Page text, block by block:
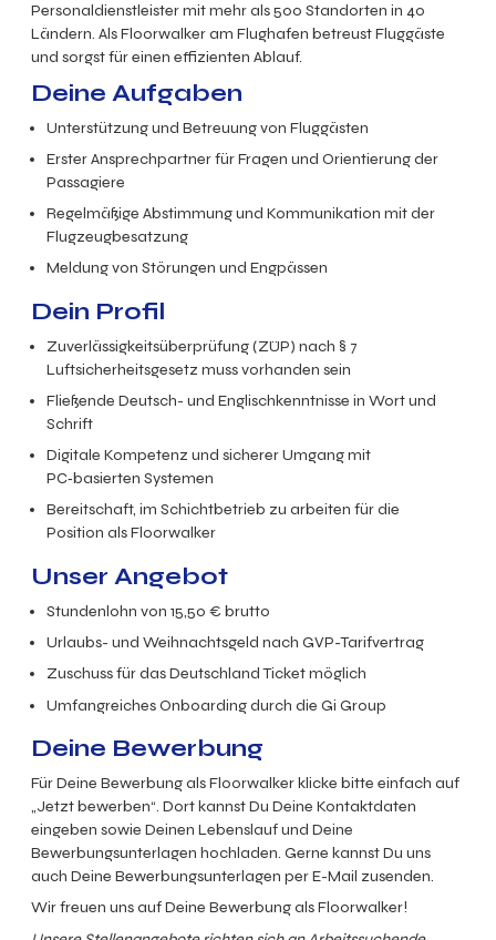
Personaldienstleister mit mehr als 500 Standorten in 40
Ländern. Als Floorwalker am Flughafen betreust Fluggäste
und sorgst für einen effizienten Ablauf.
Deine Aufgaben
Unterstützung und Betreuung von Fluggästen
Erster Ansprechpartner für Fragen und Orientierung der
Passagiere
Regelmäßige Abstimmung und Kommunikation mit der
Flugzeugbesatzung
Meldung von Störungen und Engpässen
Dein Profil
Zuverlässigkeitsüberprüfung (ZÜP) nach § 7
Luftsicherheitsgesetz muss vorhanden sein
Fließende Deutsch- und Englischkenntnisse in Wort und
Schrift
Digitale Kompetenz und sicherer Umgang mit
PC‑basierten Systemen
Bereitschaft, im Schichtbetrieb zu arbeiten für die
Position als Floorwalker
Unser Angebot
Stundenlohn von 15,50 € brutto
Urlaubs- und Weihnachtsgeld nach GVP-Tarifvertrag
Zuschuss für das Deutschland Ticket möglich
Umfangreiches Onboarding durch die Gi Group
Deine Bewerbung
Für Deine Bewerbung als Floorwalker klicke bitte einfach auf
„Jetzt bewerben“. Dort kannst Du Deine Kontaktdaten
eingeben sowie Deinen Lebenslauf und Deine
Bewerbungsunterlagen hochladen. Gerne kannst Du uns
auch Deine Bewerbungsunterlagen per E-Mail zusenden.
Wir freuen uns auf Deine Bewerbung als Floorwalker!